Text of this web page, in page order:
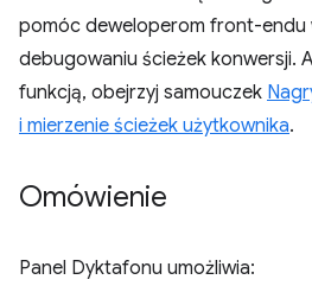
pomóc deweloperom front-endu
debugowaniu ścieżek konwersji.
funkcją, obejrzyj samouczek
i mierzenie ścieżek użytkownika.
Omówienie
Panel Dyktafonu umożliwia: